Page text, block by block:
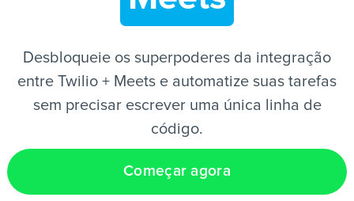
Desbloqueie os superpoderes da integração
entre Twilio + Meets e automatize suas tarefas
sem precisar escrever uma única linha de
código.
Começar agora